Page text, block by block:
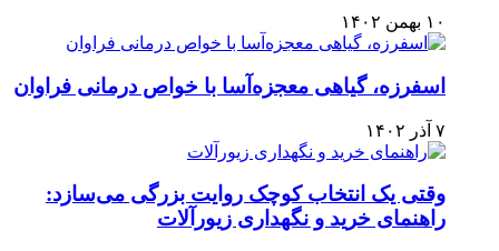
۱۰ بهمن ۱۴۰۲
اسفرزه، گیاهی معجزه‌آسا با خواص درمانی فراوان
۷ آذر ۱۴۰۲
وقتی یک انتخاب کوچک روایت بزرگی می‌سازد:
راهنمای خرید و نگهداری زیورآلات